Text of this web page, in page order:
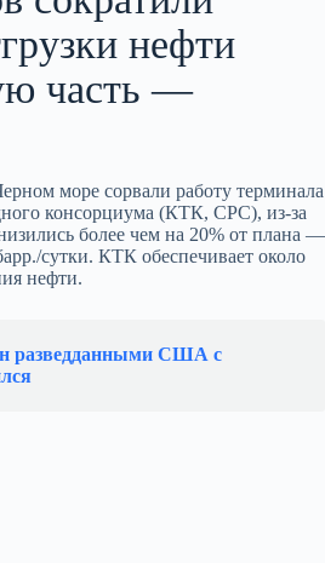
нефти
часть —
море сорвали работу терминала
консорциума (КТК, CPC), из‑за
более чем на 20% от плана —
сутки. КТК обеспечивает около
нефти.
разведданными США с